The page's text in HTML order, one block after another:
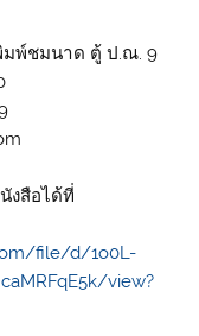
มพ์ชมนาด ตู้ ป.ณ. 9
งสือได้ที่
file/d/1o0L-
view?